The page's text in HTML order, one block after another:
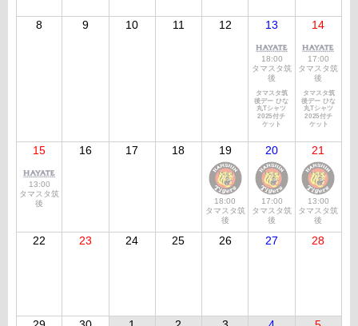
8 9 10 11 12 13
18:00
タマスタ筑
後
タマスタ筑
後デー ひな
丸Tシャツ
2025付チ
ケット
14
17:00
タマスタ筑
後
タマスタ筑
後デー ひな
丸Tシャツ
2025付チ
ケット
15
13:00
タマスタ筑
後
16 17 18 19
18:00
タマスタ筑
後
20
17:00
タマスタ筑
後
21
13:00
タマスタ筑
後
22 23 24 25 26 27 28